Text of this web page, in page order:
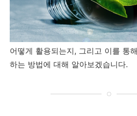
어떻게 활용되는지, 그리고 이를 통
하는 방법에 대해 알아보겠습니다.